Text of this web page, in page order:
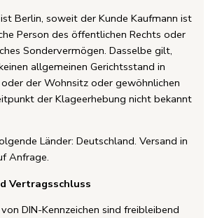
Berlin, soweit der Kunde Kaufmann ist
Person des öffentlichen Rechts oder
Sondervermögen. Dasselbe gilt,
allgemeinen Gerichtsstand in
der Wohnsitz oder gewöhnlichen
der Klageerhebung nicht bekannt
Länder: Deutschland. Versand in
Anfrage.
Vertragsschluss
DIN-Kennzeichen sind freibleibend